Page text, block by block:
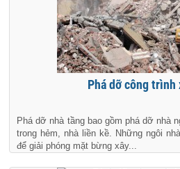
Phá dỡ công
Phá dỡ nhà tầng bao gồm phá dỡ nhà
trong hẻm, nhà liền kề. Những ngôi
để giải phóng mặt bừng xây...